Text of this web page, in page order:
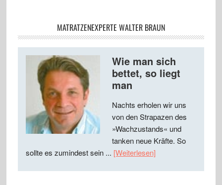
MATRATZENEXPERTE WALTER BRAUN
Wie man sich
bettet, so liegt
man
Nachts erholen wir uns
von den Strapazen des
»Wachzustands« und
tanken neue Kräfte. So
sollte es zumindest sein ... [Weiterlesen]